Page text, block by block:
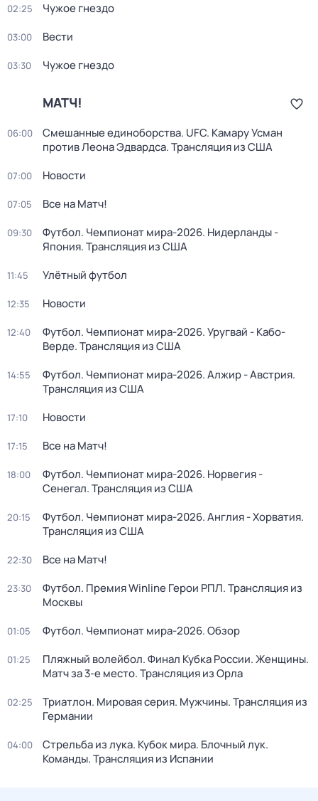
02:25 Чужое гнездо
03:00 Вести
03:30 Чужое гнездо
МАТЧ!
06:00
Смешанные единоборства. UFC. Камару Усман
против Леона Эдвардса. Трансляция из США
07:00 Новости
07:05 Все на Матч!
09:30
Футбол. Чемпионат мира-2026. Нидерланды -
Япония. Трансляция из США
11:45 Улётный футбол
12:35 Новости
12:40
Футбол. Чемпионат мира-2026. Уругвай - Кабо-
Верде. Трансляция из США
14:55
Футбол. Чемпионат мира-2026. Алжир - Австрия.
Трансляция из США
17:10 Новости
17:15 Все на Матч!
18:00
Футбол. Чемпионат мира-2026. Норвегия -
Сенегал. Трансляция из США
20:15
Футбол. Чемпионат мира-2026. Англия - Хорватия.
Трансляция из США
22:30 Все на Матч!
23:30
Футбол. Премия Winline Герои РПЛ. Трансляция из
Москвы
01:05 Футбол. Чемпионат мира-2026. Обзор
01:25
Пляжный волейбол. Финал Кубка России. Женщины.
Матч за 3-е место. Трансляция из Орла
02:25
Триатлон. Мировая серия. Мужчины. Трансляция из
Германии
04:00
Стрельба из лука. Кубок мира. Блочный лук.
Команды. Трансляция из Испании